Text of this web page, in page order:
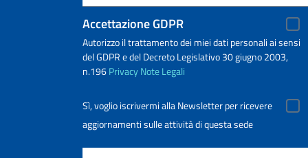
Accettazione GDPR
Autorizzo il trattamento dei miei dati personali ai sensi
del GDPR e del Decreto Legislativo 30 giugno 2003,
n.196PrivacyNote Legali
Sì, voglio iscrivermi alla Newsletter per ricevere
aggiornamenti sulle attività di questa sede